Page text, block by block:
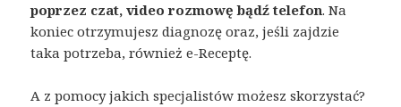
poprzez czat, video rozmowę bądź telefon. Na
koniec otrzymujesz diagnozę oraz, jeśli zajdzie
taka potrzeba, również e-Receptę.
A z pomocy jakich specjalistów możesz skorzystać?